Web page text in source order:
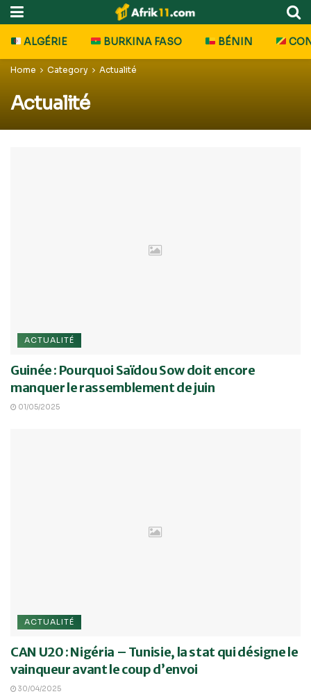
ALGÉRIE BURKINA FASO BÉNIN
Home Category Actualité
Actualité
ACTUALITÉ
Guinée : Pourquoi Saïdou Sow doit encore
manquer le rassemblement de juin
01/05/2025
ACTUALITÉ
CAN U20 : Nigéria – Tunisie, la stat qui désigne le
vainqueur avant le coup d’envoi
30/04/2025